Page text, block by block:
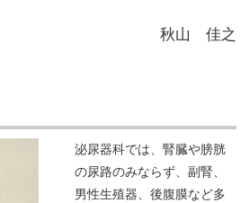
秋山 佳之
泌尿器科では、腎臓や膀胱
の尿路のみならず、副腎、
男性生殖器、後腹膜など多